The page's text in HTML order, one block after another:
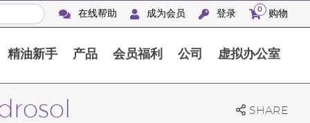
在线帮助 成为会员 登录 0 购物
精油新手 产品 会员福利 公司 虚拟办公室
SHARE